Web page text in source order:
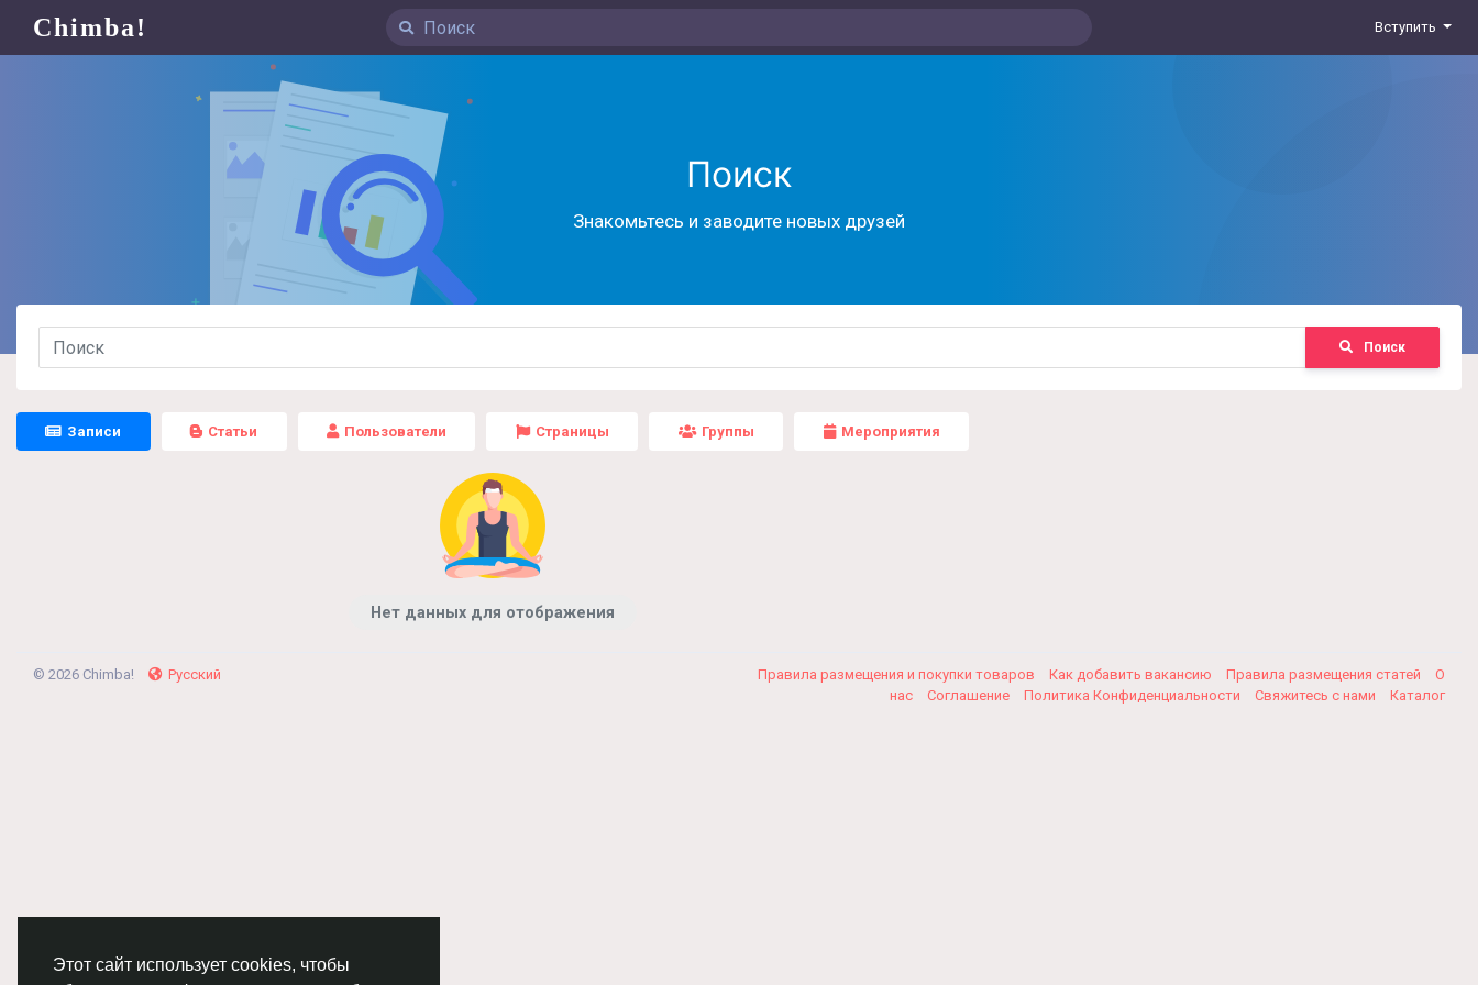
Этот сайт использует cookies, чтобы
Chimba! Вступить
Поиск
Знакомьтесь и заводите новых друзей
Поиск
Записи Статьи Пользователи Страницы Группы Мероприятия
Нет данных для отображения
© 2026 Chimba! Русский Правила размещения и покупки товаров Как добавить вакансию Правила размещения статей
О
нас
Соглашение Политика Конфиденциальности Свяжитесь с нами Каталог